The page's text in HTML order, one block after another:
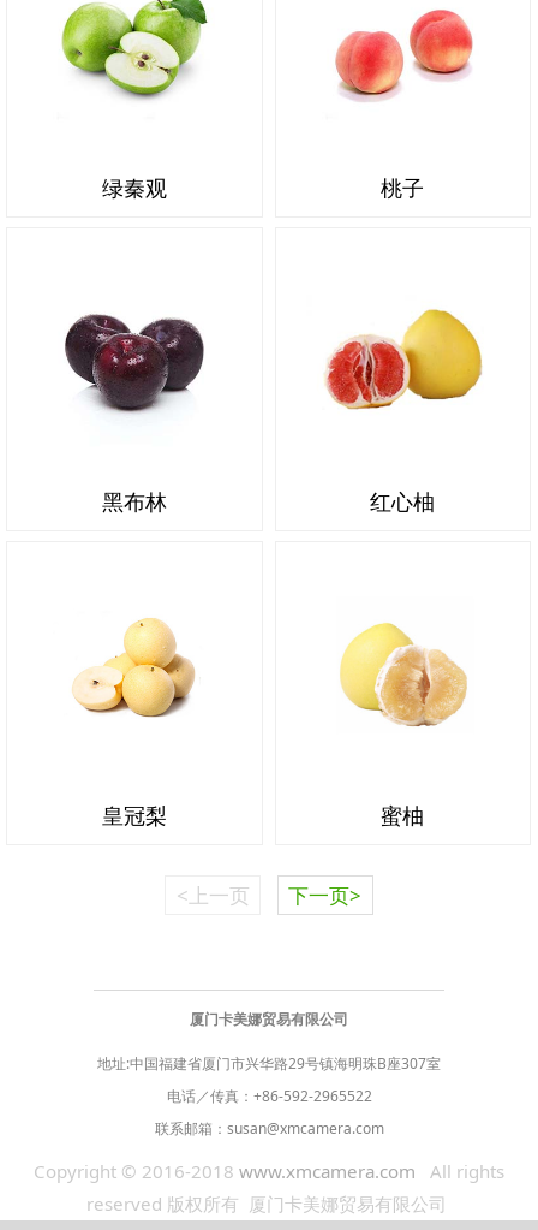
绿秦观 桃子
黑布林 红心柚
皇冠梨 蜜柚
<上一页 下一页>
厦门卡美娜贸易有限公司
地址:中国福建省厦门市兴华路29号镇海明珠B座307室
电话／传真： +86-592-2965522
联系邮箱： susan@xmcamera.com
Copyright © 2016-2018 www.xmcamera.com All rights
reserved 版权所有 厦门卡美娜贸易有限公司